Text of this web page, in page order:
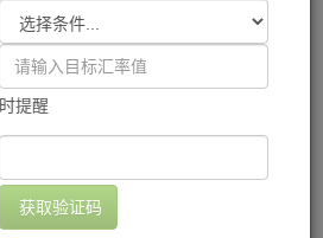
时提醒
获取验证码